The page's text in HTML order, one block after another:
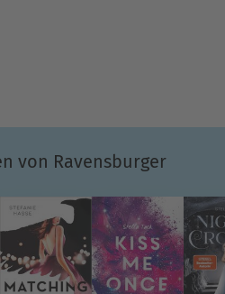
von Ravensburger